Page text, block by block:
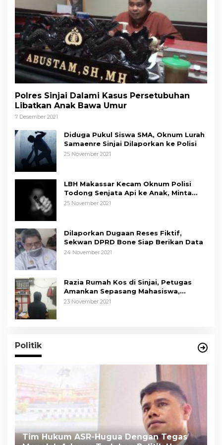
Polres Sinjai Dalami Kasus Persetubuhan
Libatkan Anak Bawa Umur
7 Desember 2021
Diduga Pukul Siswa SMA, Oknum Lurah
Samaenre Sinjai Dilaporkan ke Polisi
25 November 2021
LBH Makassar Kecam Oknum Polisi
Todong Senjata Api ke Anak, Minta
Kapolda Sulsel Tindak Tegas
25 November 2021
Dilaporkan Dugaan Reses Fiktif,
Sekwan DPRD Bone Siap Berikan Data
24 November 2021
Razia Rumah Kos di Sinjai, Petugas
Amankan Sepasang Mahasiswa,
Mengaku Berpacaran
23 November 2021
Politik
Tim Hukum ASR-Hugua Dengan Tegas